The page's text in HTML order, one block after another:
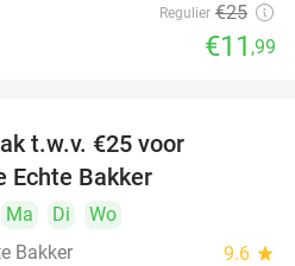
Regulier €25
€11 ,99
t.w.v. €25 voor
Echte Bakker
Ma Di
Wo
Bakker
9.6 star